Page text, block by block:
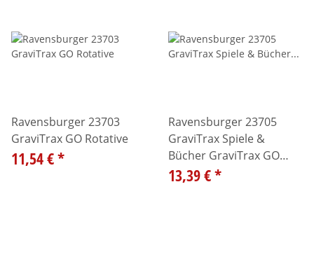
Ravensburger 23703
GraviTrax GO Rotative
11,54 €*
Ravensburger 23705
GraviTrax Spiele &
Bücher GraviTrax GO
Flexible
13,39 €*